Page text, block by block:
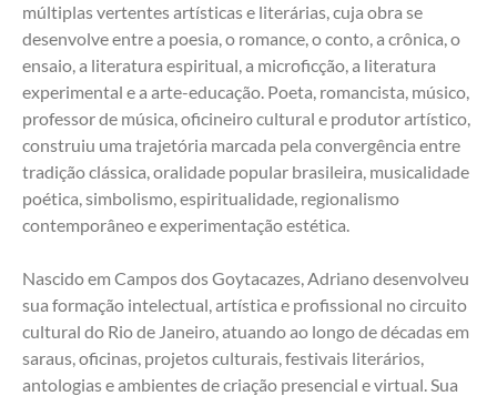
múltiplas vertentes artísticas e literárias, cuja obra se
desenvolve entre a poesia, o romance, o conto, a crônica, o
ensaio, a literatura espiritual, a microficção, a literatura
experimental e a arte-educação. Poeta, romancista, músico,
professor de música, oficineiro cultural e produtor artístico,
construiu uma trajetória marcada pela convergência entre
tradição clássica, oralidade popular brasileira, musicalidade
poética, simbolismo, espiritualidade, regionalismo
contemporâneo e experimentação estética.
Nascido em Campos dos Goytacazes, Adriano desenvolveu
sua formação intelectual, artística e profissional no circuito
cultural do Rio de Janeiro, atuando ao longo de décadas em
saraus, oficinas, projetos culturais, festivais literários,
antologias e ambientes de criação presencial e virtual. Sua